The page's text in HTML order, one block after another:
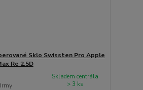
Sklo Swissten Pro Apple
Re 2.5D
Skladem centrála
> 3 ks